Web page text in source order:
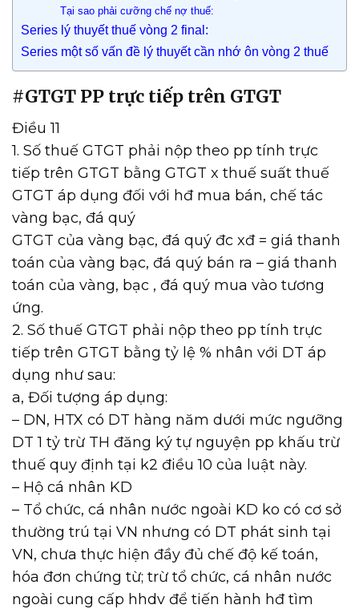
Tại sao phải cưỡng chế nợ thuế:
Series lý thuyết thuế vòng 2 final:
Series một số vấn đề lý thuyết cần nhớ ôn vòng 2 thuế
#GTGT PP trực tiếp trên GTGT
Điều 11
1. Số thuế GTGT phải nộp theo pp tính trực
tiếp trên GTGT bằng GTGT x thuế suất thuế
GTGT áp dụng đối với hđ mua bán, chế tác
vàng bạc, đá quý
GTGT của vàng bạc, đá quý đc xđ = giá thanh
toán của vàng bạc, đá quý bán ra – giá thanh
toán của vàng, bạc , đá quý mua vào tương
ứng.
2. Số thuế GTGT phải nộp theo pp tính trực
tiếp trên GTGT bằng tỷ lệ % nhân với DT áp
dụng như sau:
a, Đối tượng áp dụng:
– DN, HTX có DT hàng năm dưới mức ngưỡng
DT 1 tỷ trừ TH đăng ký tự nguyện pp khấu trừ
thuế quy định tại k2 điều 10 của luật này.
– Hộ cá nhân KD
– Tổ chức, cá nhân nước ngoài KD ko có cơ sở
thường trú tại VN nhưng có DT phát sinh tại
VN, chưa thực hiện đầy đủ chế độ kế toán,
hóa đơn chứng từ; trừ tổ chức, cá nhân nước
ngoài cung cấp hhdv để tiến hành hđ tìm